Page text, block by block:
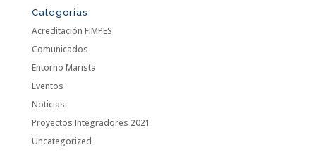
Categorías
Acreditación FIMPES
Comunicados
Entorno Marista
Eventos
Noticias
Proyectos Integradores 2021
Uncategorized